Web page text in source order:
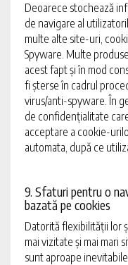
Deoarece stochează
de navigare al
multe alte site-uri,
Spyware. Multe
acest fapt și în mod
fi șterse în cadrul
virus/anti-spyware. În
de confidențialitate
acceptare a cookie-
automata, după ce
9. Sfaturi pentru o
bazată pe cookies
Datorită flexibilității lor
mai vizitate și mai mari
sunt aproape